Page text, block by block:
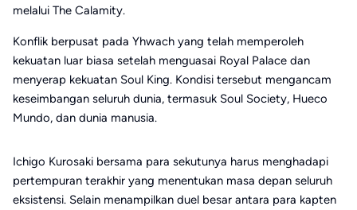
melalui The Calamity.
Konflik berpusat pada Yhwach yang telah memperoleh
kekuatan luar biasa setelah menguasai Royal Palace dan
menyerap kekuatan Soul King. Kondisi tersebut mengancam
keseimbangan seluruh dunia, termasuk Soul Society, Hueco
Mundo, dan dunia manusia.
Ichigo Kurosaki bersama para sekutunya harus menghadapi
pertempuran terakhir yang menentukan masa depan seluruh
eksistensi. Selain menampilkan duel besar antara para kapten